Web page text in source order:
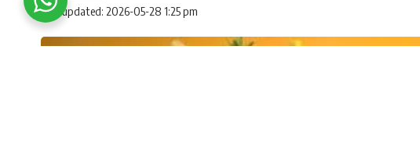
Last updated: 2026-05-28 1:25 pm